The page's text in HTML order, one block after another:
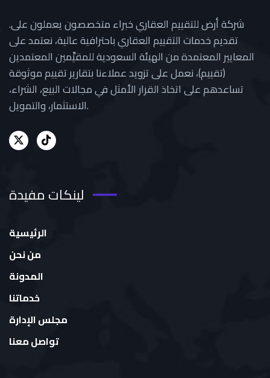
.شركة أرض للتقييم العقاري خبراء متخصصون يعملون على
تقديم خدمات التقييم العقاري باحترافية عالية، نعتمد على
المعايير المعتمدة من الهيئة السعودية للمقيِّمين المعتمدين
(تقييم)، نعمل على تزويد عملاءنا بتقارير تقييم موثوقة
تساعدهم على اتخاذ القرار الأمثل في مجالات البيع، الشراء،
الاستثمار، والتمويل.
لينكات مفيدة
الرئيسية
من نحن
المدونة
خدماتنا
مجلس الإدارة
تواصل معنا